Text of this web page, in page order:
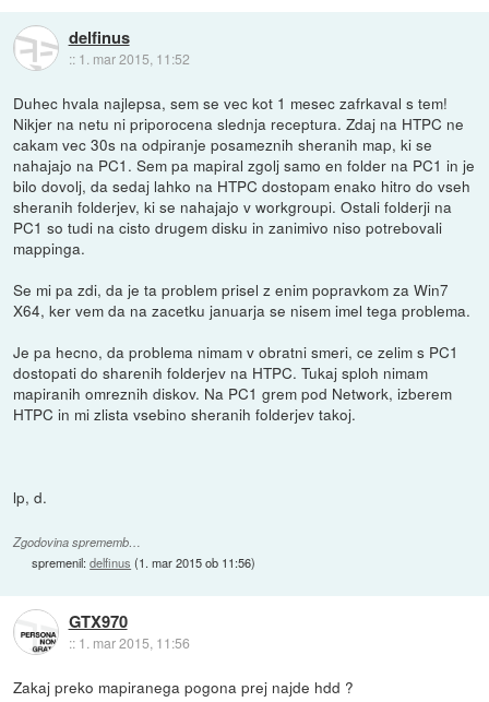
delfinus
:: 1. mar 2015, 11:52
Duhec hvala najlepsa, sem se vec kot 1 mesec zafrkaval s tem!
Nikjer na netu ni priporocena slednja receptura. Zdaj na HTPC ne
cakam vec 30s na odpiranje posameznih sheranih map, ki se
nahajajo na PC1. Sem pa mapiral zgolj samo en folder na PC1 in je
bilo dovolj, da sedaj lahko na HTPC dostopam enako hitro do vseh
sheranih folderjev, ki se nahajajo v workgroupi. Ostali folderji na
PC1 so tudi na cisto drugem disku in zanimivo niso potrebovali
mappinga.
Se mi pa zdi, da je ta problem prisel z enim popravkom za Win7
X64, ker vem da na zacetku januarja se nisem imel tega problema.
Je pa hecno, da problema nimam v obratni smeri, ce zelim s PC1
dostopati do sharenih folderjev na HTPC. Tukaj sploh nimam
mapiranih omreznih diskov. Na PC1 grem pod Network, izberem
HTPC in mi zlista vsebino sheranih folderjev takoj.
lp, d.
Zgodovina sprememb…
spremenil:delfinus (1. mar 2015 ob 11:56)
GTX970
:: 1. mar 2015, 11:56
Zakaj preko mapiranega pogona prej najde hdd ?